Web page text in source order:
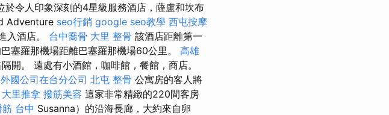
令人印象深刻的4星級服務酒店，薩盧和坎布
Adventure seo行銷 google seo教學 西屯按摩
入酒店。 台中喬骨 大里 整骨 該酒店距離第一
塞羅那機場距離巴塞羅那機場60公里。 高雄
開。 遠處有小酒館，咖啡館，餐館，商店。
外國公司在台分公司 北屯 整骨 公寓房的客人將
大里推拿 撥筋美容 這家非常精緻的220間客房
筋 台中 Susanna）的沿海長廊，大約來自卵